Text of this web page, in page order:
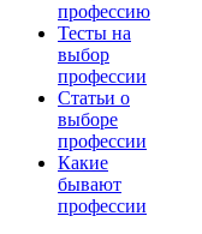
профессию
Тесты на
выбор
профессии
Статьи о
выборе
профессии
Какие
бывают
профессии